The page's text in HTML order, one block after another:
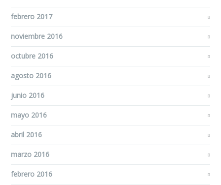
febrero 2017
noviembre 2016
octubre 2016
agosto 2016
junio 2016
mayo 2016
abril 2016
marzo 2016
febrero 2016